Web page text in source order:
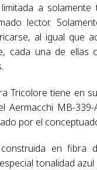
a solamente
lector.
al igual que
cada una de ellas
Tricolore tiene en
Aermacchi MB-
por el
en fibra
tonalidad